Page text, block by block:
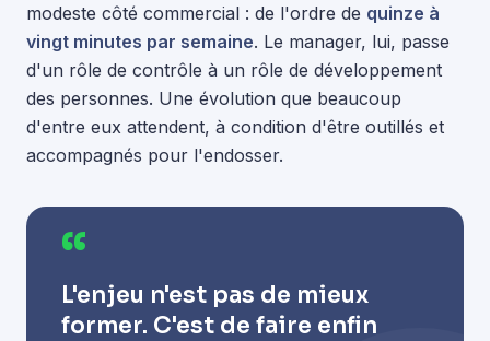
modeste côté commercial : de l'ordre de quinze à
vingt minutes par semaine. Le manager, lui, passe
d'un rôle de contrôle à un rôle de développement
des personnes. Une évolution que beaucoup
d'entre eux attendent, à condition d'être outillés et
accompagnés pour l'endosser.
“
L'enjeu n'est pas de mieux
former. C'est de faire enfin